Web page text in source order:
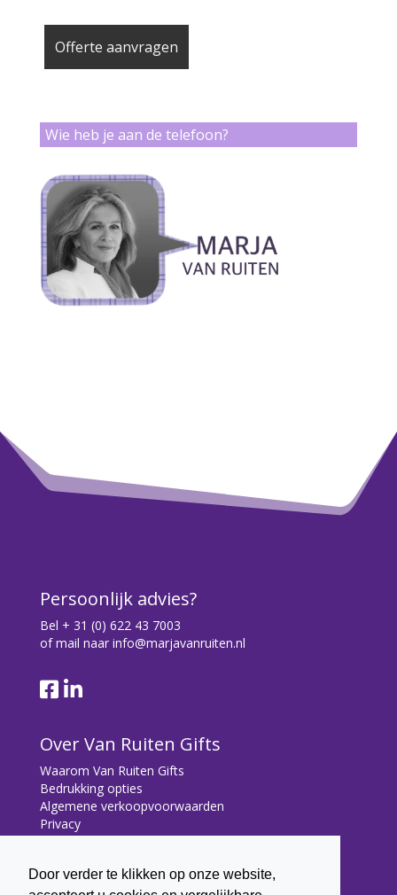
Door verder te klikken op onze website,
Wie heb je aan de telefoon?
Persoonlijk advies?
Bel + 31 (0) 622 43 7003
of mail naar info@marjavanruiten.nl
Over Van Ruiten Gifts
Waarom Van Ruiten Gifts
Bedrukking opties
Algemene verkoopvoorwaarden
Privacy
Contact
Contact